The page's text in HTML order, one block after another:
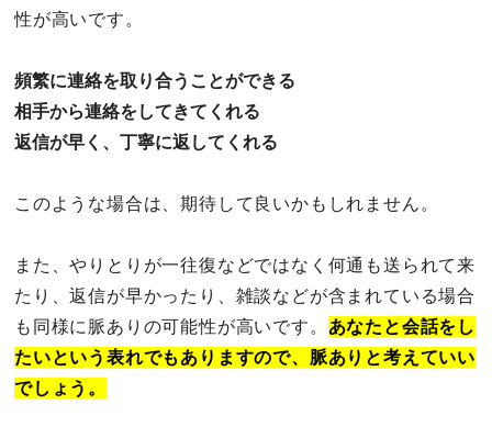
性が高いです。
頻繁に連絡を取り合うことができる
相手から連絡をしてきてくれる
返信が早く、丁寧に返してくれる
このような場合は、期待して良いかもしれません。
また、やりとりが一往復などではなく何通も送られて来
たり、返信が早かったり、雑談などが含まれている場合
も同様に脈ありの可能性が高いです。 あなたと会話をし
たいという表れでもありますので、脈ありと考えていい
でしょう。